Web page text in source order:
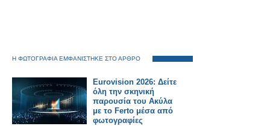
Η ΦΩΤΟΓΡΑΦΙΑ ΕΜΦΑΝΙΣΤΗΚΕ ΣΤΟ ΑΡΘΡΟ
Eurovision 2026: Δείτε
όλη την σκηνική
παρουσία του Ακύλα
με το Ferto μέσα από
φωτογραφίες